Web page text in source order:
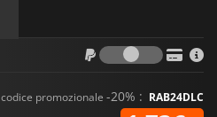
codice promozionale -20% : RAB24DLC